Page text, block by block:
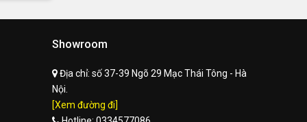
Showroom
Địa chỉ: số 37-39 Ngõ 29 Mạc Thái Tông - Hà
Nội.
[Xem đường đi]